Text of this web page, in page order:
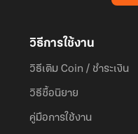
วิธีการใช้งาน
วิธีเติม Coin / ชำระเงิน
วิธีซื้อนิยาย
คู่มือการใช้งาน